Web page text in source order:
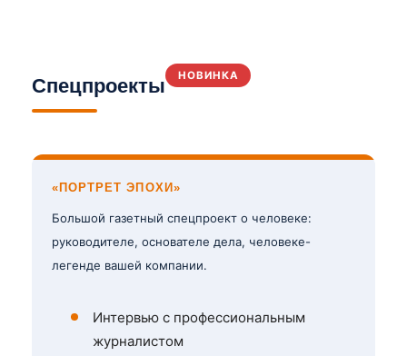
Спецпроекты НОВИНКА
«ПОРТРЕТ ЭПОХИ»
Большой газетный спецпроект о человеке:
руководителе, основателе дела, человеке-
легенде вашей компании.
Интервью с профессиональным
журналистом